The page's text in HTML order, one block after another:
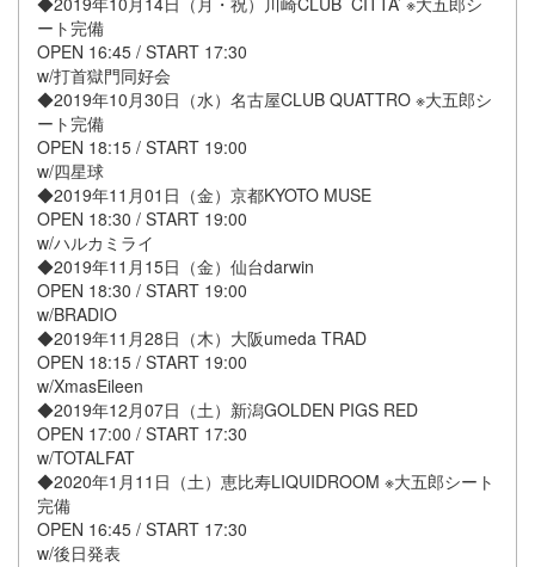
ート完備
OPEN 16:45 / START 17:30
w/打首獄門同好会
◆2019年10月30日（水）名古屋CLUB QUATTRO ※大五郎シ
ート完備
OPEN 18:15 / START 19:00
w/四星球
◆2019年11月01日（金）京都KYOTO MUSE
OPEN 18:30 / START 19:00
w/ハルカミライ
◆2019年11月15日（金）仙台darwin
OPEN 18:30 / START 19:00
w/BRADIO
◆2019年11月28日（木）大阪umeda TRAD
OPEN 18:15 / START 19:00
w/XmasEileen
◆2019年12月07日（土）新潟GOLDEN PIGS RED
OPEN 17:00 / START 17:30
w/TOTALFAT
◆2020年1月11日（土）恵比寿LIQUIDROOM ※大五郎シート
完備
OPEN 16:45 / START 17:30
w/後日発表